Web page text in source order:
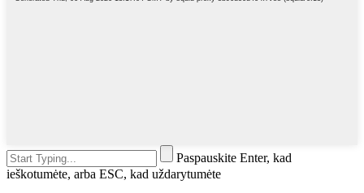
Paspauskite Enter, kad
ieškotumėte, arba ESC, kad uždarytumėte